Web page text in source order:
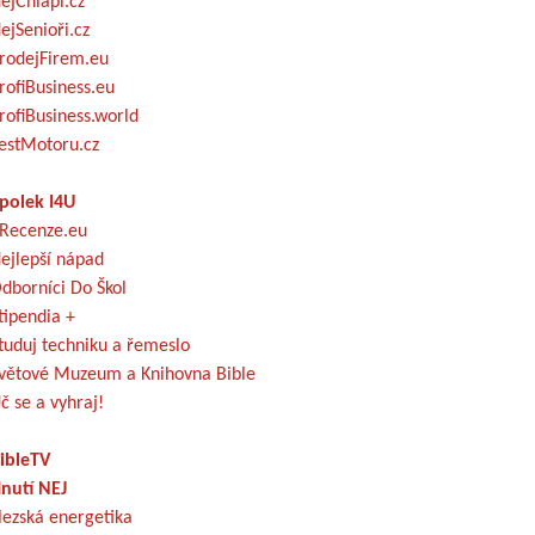
I4U
nápad
Do Škol
+
techniku a řemeslo
Muzeum a Knihovna Bible
se a vyhraj!
NEJ
energetika